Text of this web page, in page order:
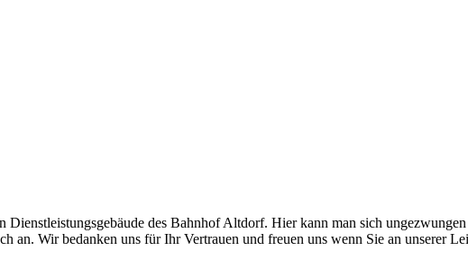
Dienstleistungsgebäude des Bahnhof Altdorf. Hier kann man sich
an. Wir bedanken uns für Ihr Vertrauen und freuen uns wenn Sie an unserer